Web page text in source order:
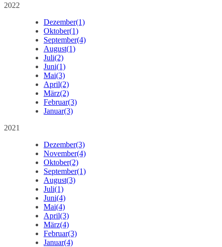
2022
Dezember(1)
Oktober(1)
September(4)
August(1)
Juli(2)
Juni(1)
Mai(3)
April(2)
März(2)
Februar(3)
Januar(3)
2021
Dezember(3)
November(4)
Oktober(2)
September(1)
August(3)
Juli(1)
Juni(4)
Mai(4)
April(3)
März(4)
Februar(3)
Januar(4)